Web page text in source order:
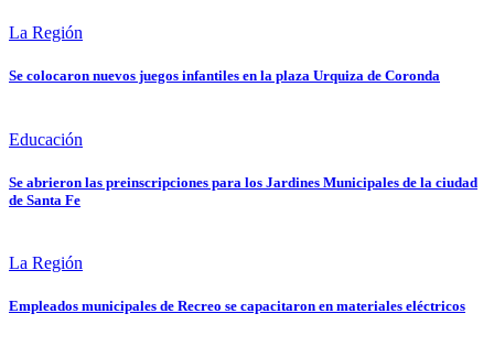
La Región
Se colocaron nuevos juegos infantiles en la plaza Urquiza de Coronda
Educación
Se abrieron las preinscripciones para los Jardines Municipales de la ciudad
de Santa Fe
La Región
Empleados municipales de Recreo se capacitaron en materiales eléctricos